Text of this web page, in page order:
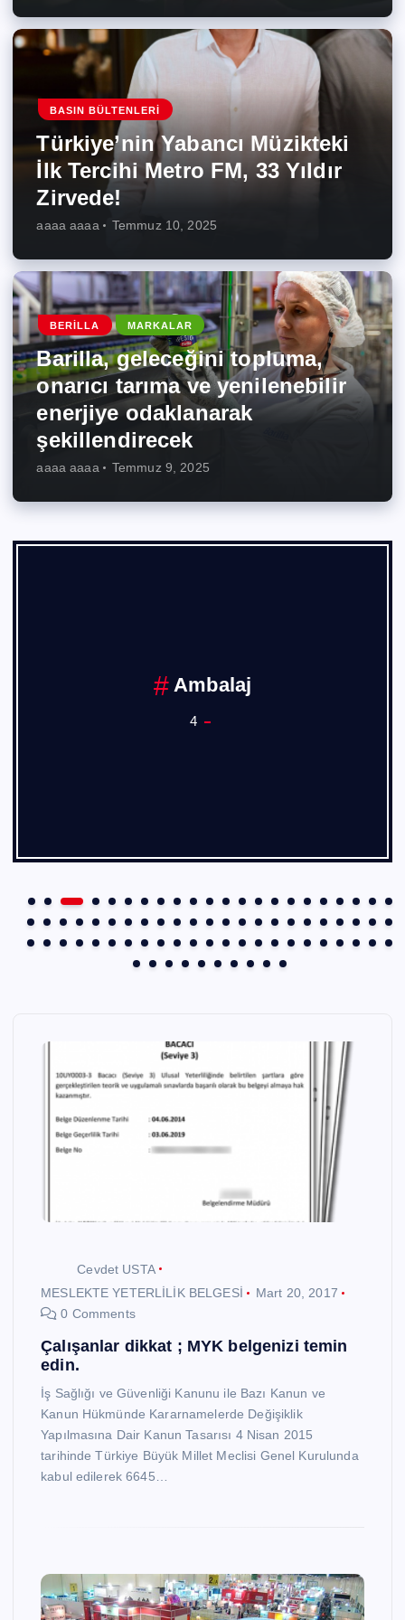
BASIN BÜLTENLERI
Türkiye’nin Yabancı Müzikteki
İlk Tercihi Metro FM, 33 Yıldır
Zirvede!
aaaa aaaa Temmuz 10, 2025
BERILLA MARKALAR
Barilla, geleceğini topluma,
onarıcı tarıma ve yenilenebilir
enerjiye odaklanarak
şekillendirecek
aaaa aaaa Temmuz 9, 2025
Ambalaj
4
Cevdet USTA
MESLEKTE YETERLİLİK BELGESİ
Mart 20, 2017
0 Comments
Çalışanlar dikkat ; MYK belgenizi temin
edin.
İş Sağlığı ve Güvenliği Kanunu ile Bazı Kanun ve
Kanun Hükmünde Kararnamelerde Değişiklik
Yapılmasına Dair Kanun Tasarısı 4 Nisan 2015
tarihinde Türkiye Büyük Millet Meclisi Genel Kurulunda
kabul edilerek 6645…